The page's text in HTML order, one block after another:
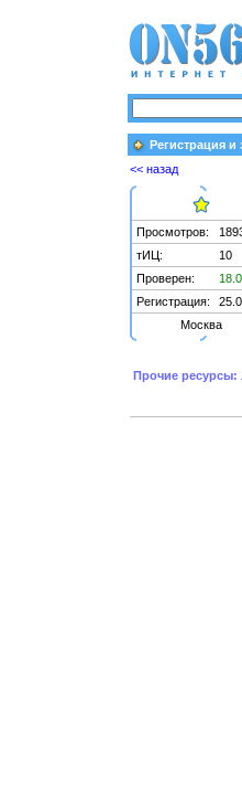
Регистрация и
<< назад
Просмотров:
тИЦ:
10
Проверен:
Регистрация:
Москва
Прочие ресурсы: